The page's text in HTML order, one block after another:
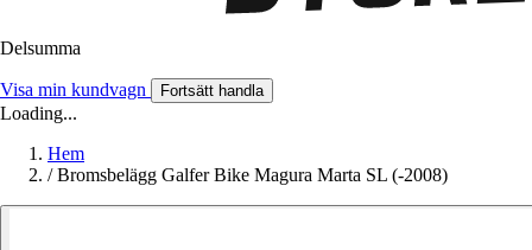
Delsumma
Visa min kundvagn Fortsätt handla
Loading...
Hem
/ Bromsbelägg Galfer Bike Magura Marta SL (-2008)